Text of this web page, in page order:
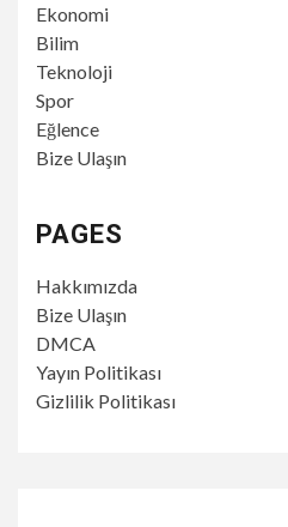
Ekonomi
Bilim
Teknoloji
Spor
Eğlence
Bize Ulaşın
PAGES
Hakkımızda
Bize Ulaşın
DMCA
Yayın Politikası
Gizlilik Politikası